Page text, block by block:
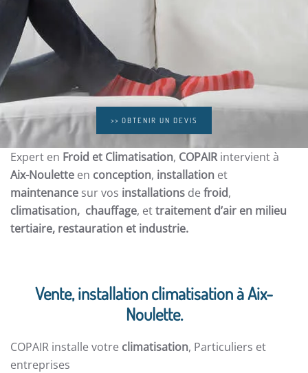
>> OBTENIR UN DEVIS
Expert en Froid et Climatisation, COPAIRintervient à
Aix-Noulette en conception, installation et
maintenance sur vos installations de froid,
climatisation, chauffage, ettraitement d’air en milieu
tertiaire, restauration et industrie.
Vente, installation climatisation à Aix-
Noulette.
COPAIR installe votre climatisation, Particuliers et
entreprises